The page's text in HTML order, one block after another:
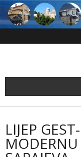
Skip
content
LIJEP
MODERNU